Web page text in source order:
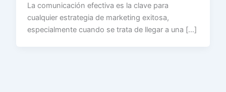
La comunicación efectiva es la clave para
cualquier estrategia de marketing exitosa,
especialmente cuando se trata de llegar a una […]